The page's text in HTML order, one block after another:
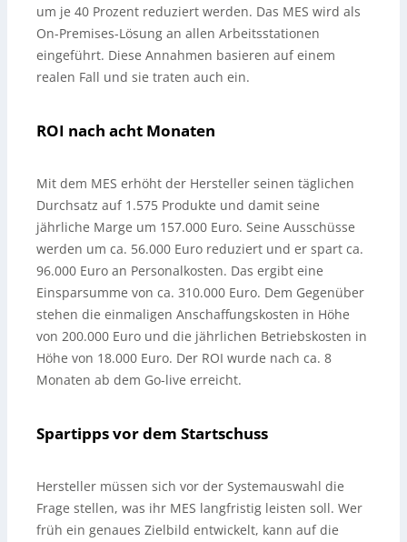
um je 40 Prozent reduziert werden. Das MES wird als
On-Premises-Lösung an allen Arbeitsstationen
eingeführt. Diese Annahmen basieren auf einem
realen Fall und sie traten auch ein.
ROI nach acht Monaten
Mit dem MES erhöht der Hersteller seinen täglichen
Durchsatz auf 1.575 Produkte und damit seine
jährliche Marge um 157.000 Euro. Seine Ausschüsse
werden um ca. 56.000 Euro reduziert und er spart ca.
96.000 Euro an Personalkosten. Das ergibt eine
Einsparsumme von ca. 310.000 Euro. Dem Gegenüber
stehen die einmaligen Anschaffungskosten in Höhe
von 200.000 Euro und die jährlichen Betriebskosten in
Höhe von 18.000 Euro. Der ROI wurde nach ca. 8
Monaten ab dem Go-live erreicht.
Spartipps vor dem Startschuss
Hersteller müssen sich vor der Systemauswahl die
Frage stellen, was ihr MES langfristig leisten soll. Wer
früh ein genaues Zielbild entwickelt, kann auf die